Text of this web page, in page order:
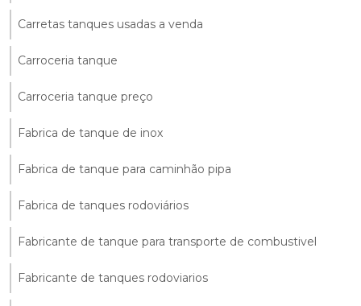
Carretas tanques usadas a venda
Carroceria tanque
Carroceria tanque preço
Fabrica de tanque de inox
Fabrica de tanque para caminhão pipa
Fabrica de tanques rodoviários
Fabricante de tanque para transporte de combustivel
Fabricante de tanques rodoviarios